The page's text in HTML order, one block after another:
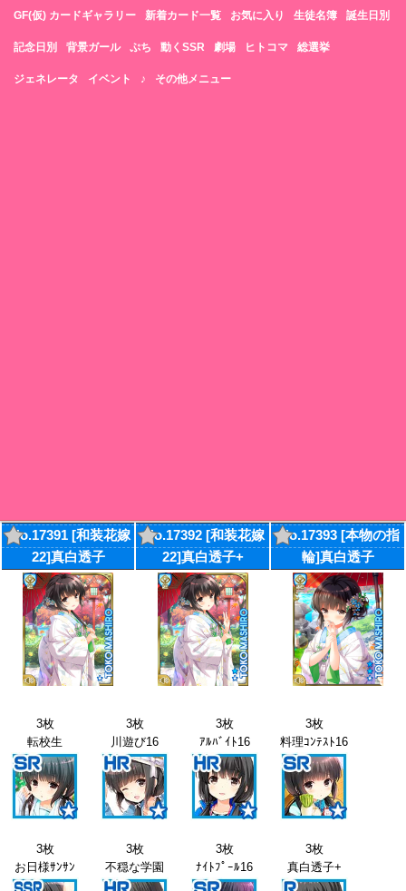
GF(仮) カードギャラリー 新着カード一覧 お気に入り 生徒名簿 誕生日別
記念日別 背景ガール ぷち 動くSSR 劇場 ヒトコマ 総選挙
ジェネレータ イベント ♪ その他メニュー
No.17391 [和装花嫁
22]真白透子
No.17392 [和装花嫁
22]真白透子+
No.17393 [本物の指
輪]真白透子
3枚
転校生
3枚
川遊び16
3枚
ｱﾙﾊﾞｲﾄ16
3枚
料理ｺﾝﾃｽﾄ16
3枚
お日様ｻﾝｻﾝ
3枚
不穏な学園
3枚
ﾅｲﾄﾌﾟｰﾙ16
3枚
真白透子+